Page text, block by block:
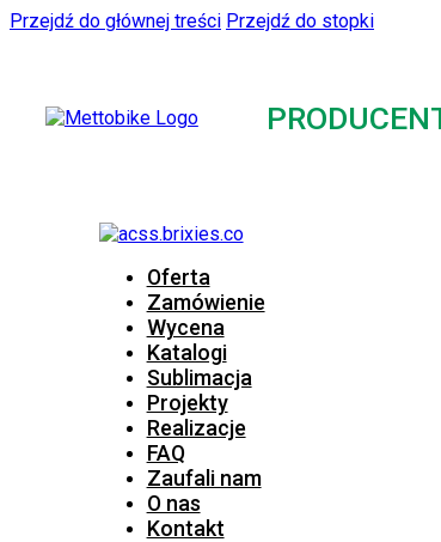
Przejdź do głównej treści Przejdź do stopki
Oferta
Zamówienie
Wycena
Katalogi
Sublimacja
Projekty
Realizacje
FAQ
Zaufali nam
O nas
Kontakt